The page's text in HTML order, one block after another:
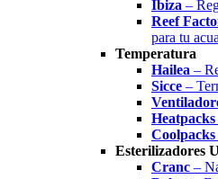
Ibiza –
Reef
para tu
Temperatura
Hailea –
Sicce –
Heatpacks
Coolpacks
Esterilizadores
Cranc –